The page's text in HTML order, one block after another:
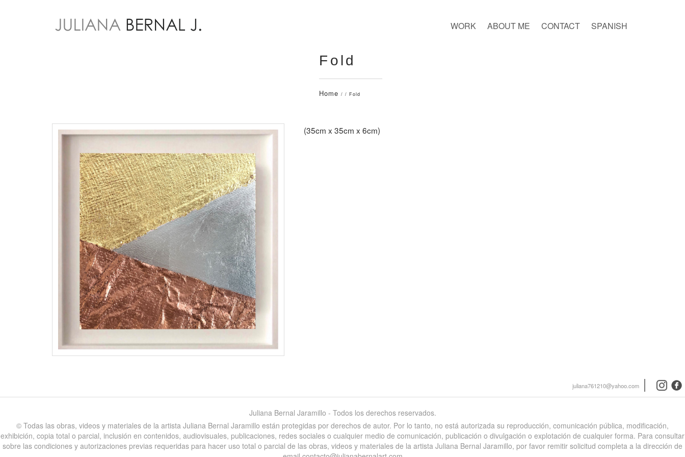
WORK ABOUT ME CONTACT SPANISH
Fold
Home/ / Fold
(35cm x 35cm x 6cm)
juliana761210@yahoo.com
Juliana Bernal Jaramillo - Todos los derechos reservados.
©️ Todas las obras, videos y materiales de la artista Juliana Bernal Jaramillo están protegidas por derechos de autor. Por lo tanto, no está autorizada su reproducción, comunicación pública, modificación,
exhibición, copia total o parcial, inclusión en contenidos, audiovisuales, publicaciones, redes sociales o cualquier medio de comunicación, publicación o divulgación o explotación de cualquier forma. Para consultar
sobre las condiciones y autorizaciones previas requeridas para hacer uso total o parcial de las obras, videos y materiales de la artista Juliana Bernal Jaramillo, por favor remitir solicitud completa a la dirección de